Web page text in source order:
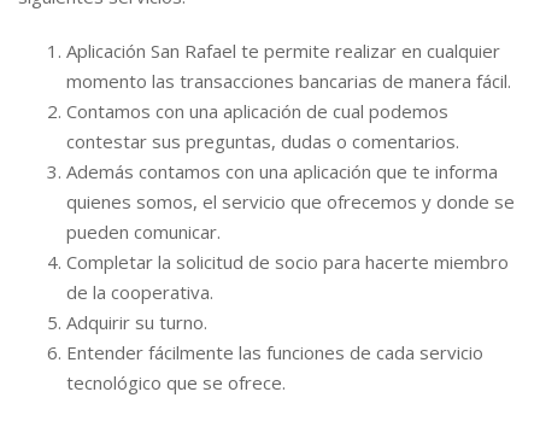
Aplicación San Rafael te permite realizar en cualquier
momento las transacciones bancarias de manera fácil.
Contamos con una aplicación de cual podemos
contestar sus preguntas, dudas o comentarios.
Además contamos con una aplicación que te informa
quienes somos, el servicio que ofrecemos y donde se
pueden comunicar.
Completar la solicitud de socio para hacerte miembro
de la cooperativa.
Adquirir su turno.
Entender fácilmente las funciones de cada servicio
tecnológico que se ofrece.